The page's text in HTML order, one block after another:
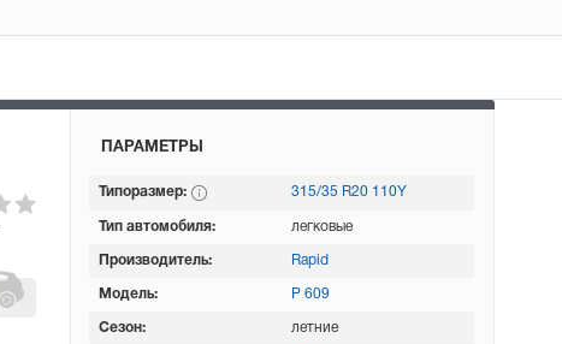
ПАРАМЕТРЫ
Типоразмер: 315/35 R20 110Y
Тип автомобиля: легковые
Производитель: Rapid
Модель: P 609
Сезон: летние